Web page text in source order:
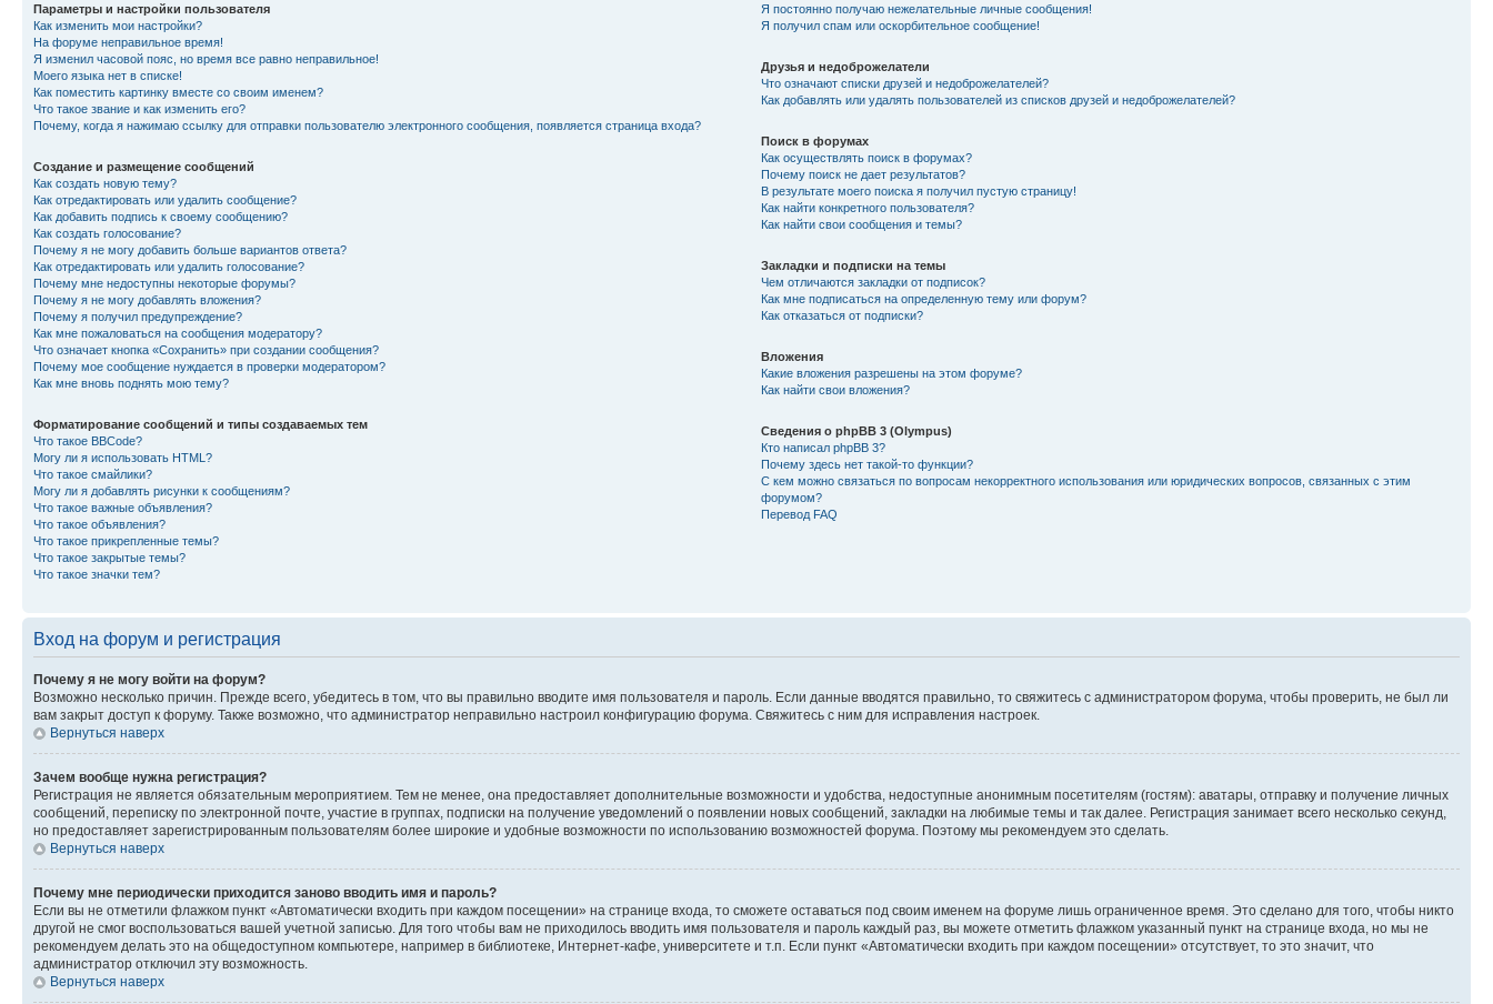
Параметры и настройки пользователя
Как изменить мои настройки?
На форуме неправильное время!
Я изменил часовой пояс, но время все равно неправильное!
Моего языка нет в списке!
Как поместить картинку вместе со своим именем?
Что такое звание и как изменить его?
Почему, когда я нажимаю ссылку для отправки пользователю электронного сообщения, появляется страница входа?
Создание и размещение сообщений
Как создать новую тему?
Как отредактировать или удалить сообщение?
Как добавить подпись к своему сообщению?
Как создать голосование?
Почему я не могу добавить больше вариантов ответа?
Как отредактировать или удалить голосование?
Почему мне недоступны некоторые форумы?
Почему я не могу добавлять вложения?
Почему я получил предупреждение?
Как мне пожаловаться на сообщения модератору?
Что означает кнопка «Сохранить» при создании сообщения?
Почему мое сообщение нуждается в проверки модератором?
Как мне вновь поднять мою тему?
Форматирование сообщений и типы создаваемых тем
Что такое BBCode?
Могу ли я использовать HTML?
Что такое смайлики?
Могу ли я добавлять рисунки к сообщениям?
Что такое важные объявления?
Что такое объявления?
Что такое прикрепленные темы?
Что такое закрытые темы?
Что такое значки тем?
Я постоянно получаю нежелательные личные сообщения!
Я получил спам или оскорбительное сообщение!
Друзья и недоброжелатели
Что означают списки друзей и недоброжелателей?
Как добавлять или удалять пользователей из списков друзей и недоброжелателей?
Поиск в форумах
Как осуществлять поиск в форумах?
Почему поиск не дает результатов?
В результате моего поиска я получил пустую страницу!
Как найти конкретного пользователя?
Как найти свои сообщения и темы?
Закладки и подписки на темы
Чем отличаются закладки от подписок?
Как мне подписаться на определенную тему или форум?
Как отказаться от подписки?
Вложения
Какие вложения разрешены на этом форуме?
Как найти свои вложения?
Сведения о phpBB 3 (Olympus)
Кто написал phpBB 3?
Почему здесь нет такой-то функции?
С кем можно связаться по вопросам некорректного использования или юридических вопросов, связанных с этим
форумом?
Перевод FAQ
Вход на форум и регистрация
Почему я не могу войти на форум?
Возможно несколько причин. Прежде всего, убедитесь в том, что вы правильно вводите имя пользователя и пароль. Если данные вводятся правильно, то свяжитесь с администратором форума, чтобы проверить, не был ли
вам закрыт доступ к форуму. Также возможно, что администратор неправильно настроил конфигурацию форума. Свяжитесь с ним для исправления настроек.
Вернуться наверх
Зачем вообще нужна регистрация?
Регистрация не является обязательным мероприятием. Тем не менее, она предоставляет дополнительные возможности и удобства, недоступные анонимным посетителям (гостям): аватары, отправку и получение личных
сообщений, переписку по электронной почте, участие в группах, подписки на получение уведомлений о появлении новых сообщений, закладки на любимые темы и так далее. Регистрация занимает всего несколько секунд,
но предоставляет зарегистрированным пользователям более широкие и удобные возможности по использованию возможностей форума. Поэтому мы рекомендуем это сделать.
Вернуться наверх
Почему мне периодически приходится заново вводить имя и пароль?
Если вы не отметили флажком пункт «Автоматически входить при каждом посещении» на странице входа, то сможете оставаться под своим именем на форуме лишь ограниченное время. Это сделано для того, чтобы никто
другой не смог воспользоваться вашей учетной записью. Для того чтобы вам не приходилось вводить имя пользователя и пароль каждый раз, вы можете отметить флажком указанный пункт на странице входа, но мы не
рекомендуем делать это на общедоступном компьютере, например в библиотеке, Интернет-кафе, университете и т.п. Если пункт «Автоматически входить при каждом посещении» отсутствует, то это значит, что
администратор отключил эту возможность.
Вернуться наверх